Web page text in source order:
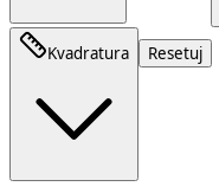
Kvadratura Resetuj